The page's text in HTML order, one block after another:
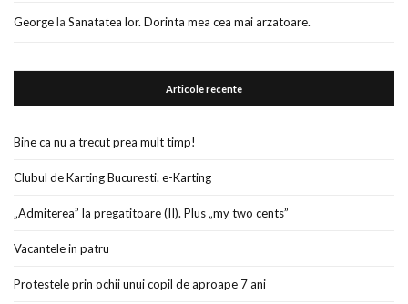
Georgela Sanatatea lor. Dorinta mea cea mai arzatoare.
Articole recente
Bine ca nu a trecut prea mult timp!
Clubul de Karting Bucuresti. e-Karting
„Admiterea” la pregatitoare (II). Plus „my two cents”
Vacantele in patru
Protestele prin ochii unui copil de aproape 7 ani